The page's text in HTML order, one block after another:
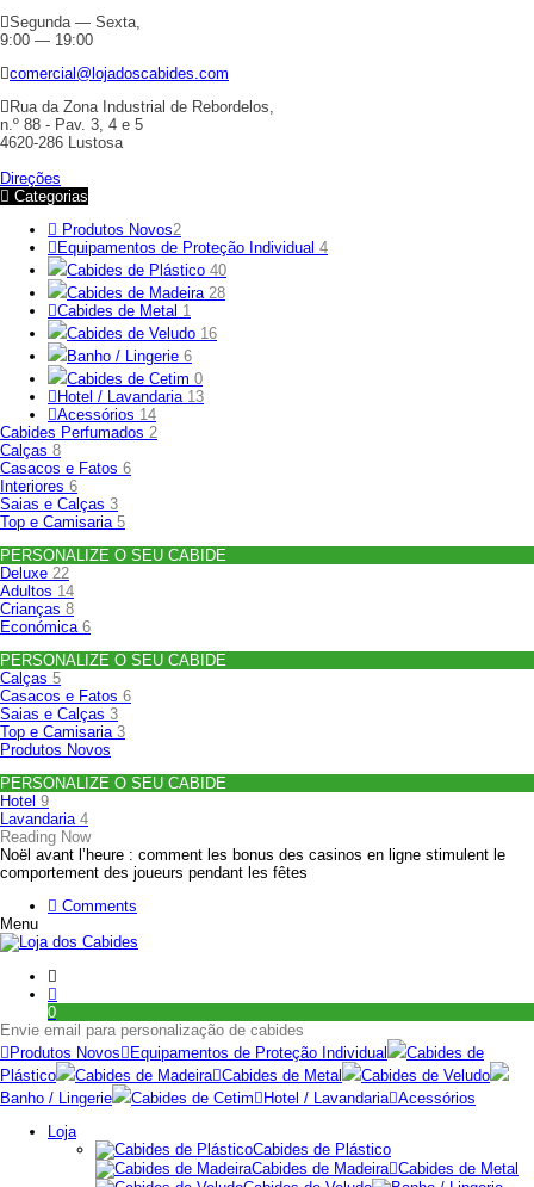
Segunda — Sexta,
9:00 — 19:00
comercial@lojadoscabides.com
Rua da Zona Industrial de Rebordelos,
n.º 88 - Pav. 3, 4 e 5
4620-286 Lustosa
Direções
Categorias
Produtos Novos2
Equipamentos de Proteção Individual 4
Cabides de Plástico 40
Cabides de Madeira 28
Cabides de Metal 1
Cabides de Veludo 16
Banho / Lingerie 6
Cabides de Cetim 0
Hotel / Lavandaria 13
Acessórios 14
Cabides Perfumados 2
Calças 8
Casacos e Fatos 6
Interiores 6
Saias e Calças 3
Top e Camisaria 5
PERSONALIZE O SEU CABIDE
Deluxe 22
Adultos 14
Crianças 8
Económica 6
PERSONALIZE O SEU CABIDE
Calças 5
Casacos e Fatos 6
Saias e Calças 3
Top e Camisaria 3
Produtos Novos
PERSONALIZE O SEU CABIDE
Hotel 9
Lavandaria 4
Reading Now
Noël avant l’heure : comment les bonus des casinos en ligne stimulent le
comportement des joueurs pendant les fêtes
Comments
Menu
0
Envie email para personalização de cabides
Produtos Novos
Equipamentos de Proteção Individual
Cabides de
Plástico
Cabides de Madeira Cabides de Metal
Cabides de Veludo
Banho / Lingerie
Cabides de Cetim Hotel / Lavandaria Acessórios
Loja
Cabides de Plástico
Cabides de Madeira Cabides de Metal